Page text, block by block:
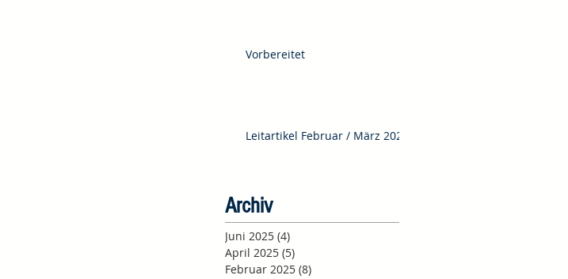
Vorbereitet
Leitartikel Februar / März 2025
Archiv
Juni 2025 (4)
April 2025 (5)
Februar 2025 (8)